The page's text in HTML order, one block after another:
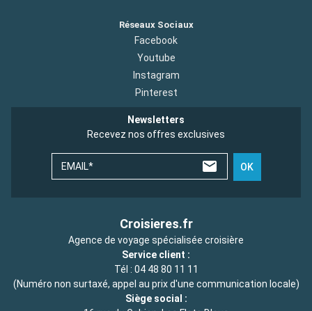
Réseaux Sociaux
Facebook
Youtube
Instagram
Pinterest
Newsletters
Recevez nos offres exclusives
EMAIL* OK
Croisieres.fr
Agence de voyage spécialisée croisière
Service client :
Tél : 04 48 80 11 11
(Numéro non surtaxé, appel au prix d'une communication locale)
Siège social :